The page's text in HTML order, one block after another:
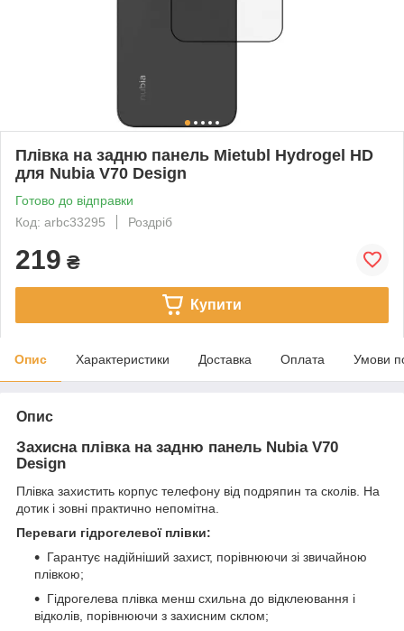
Плівка на задню панель Mietubl Hydrogel HD
для Nubia V70 Design
Готово до відправки
Код: arbc33295
Роздріб
219 ₴
Купити
Опис Характеристики Доставка Оплата Умови
Опис
Захисна плівка на задню панель Nubia V70
Design
Плівка захистить корпус телефону від подряпин та сколів. На
дотик і зовні практично непомітна.
Переваги гідрогелевої плівки:
Гарантує надійніший захист, порівнюючи зі звичайною
плівкою;
Гідрогелева плівка менш схильна до відклеювання і
відколів, порівнюючи з захисним склом;